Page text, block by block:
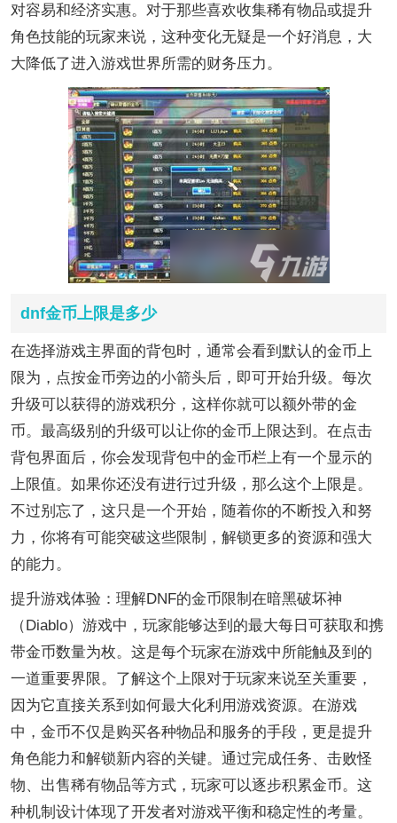
对容易和经济实惠。对于那些喜欢收集稀有物品或提升
角色技能的玩家来说，这种变化无疑是一个好消息，大
大降低了进入游戏世界所需的财务压力。
dnf金币上限是多少
在选择游戏主界面的背包时，通常会看到默认的金币上
限为，点按金币旁边的小箭头后，即可开始升级。每次
升级可以获得的游戏积分，这样你就可以额外带的金
币。最高级别的升级可以让你的金币上限达到。在点击
背包界面后，你会发现背包中的金币栏上有一个显示的
上限值。如果你还没有进行过升级，那么这个上限是。
不过别忘了，这只是一个开始，随着你的不断投入和努
力，你将有可能突破这些限制，解锁更多的资源和强大
的能力。
提升游戏体验：理解DNF的金币限制在暗黑破坏神
（Diablo）游戏中，玩家能够达到的最大每日可获取和携
带金币数量为枚。这是每个玩家在游戏中所能触及到的
一道重要界限。了解这个上限对于玩家来说至关重要，
因为它直接关系到如何最大化利用游戏资源。在游戏
中，金币不仅是购买各种物品和服务的手段，更是提升
角色能力和解锁新内容的关键。通过完成任务、击败怪
物、出售稀有物品等方式，玩家可以逐步积累金币。这
种机制设计体现了开发者对游戏平衡和稳定性的考量。